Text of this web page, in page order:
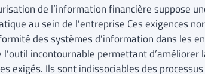
de l’information financière suppose
au sein de l’entreprise Ces exigences
des systèmes d’information dans les
l’outil incontournable permettant
exigés. Ils sont indissociables des